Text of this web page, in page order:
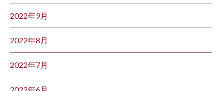
2022年9月
2022年8月
2022年7月